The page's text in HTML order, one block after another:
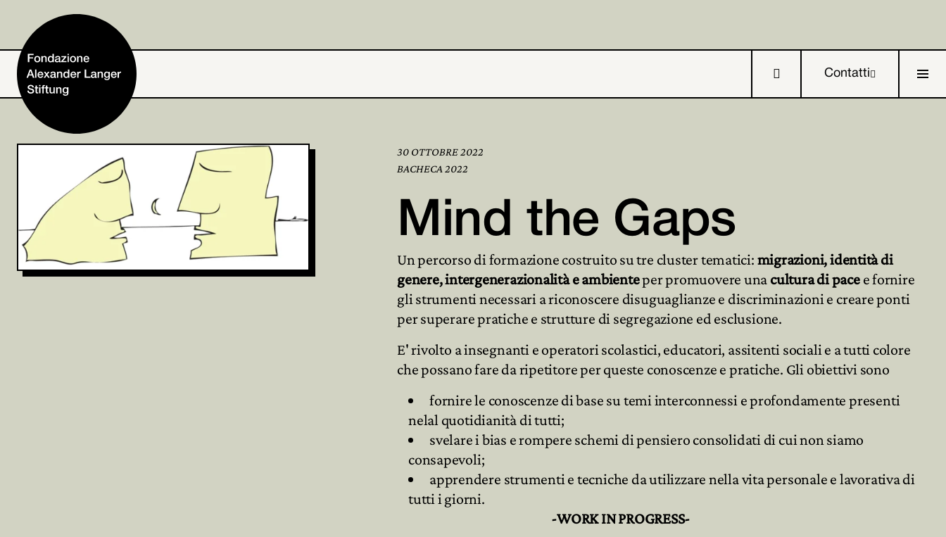
Fondazione
Attività e progetti
 Contatti
30 OTTOBRE 2022
BACHECA 2022
Mind the Gaps
Un percorso di formazione costruito su tre cluster tematici: migrazioni, identità di
genere, intergenerazionalità e ambienteper promuovere una cultura di pacee fornire
gli strumenti necessari a riconoscere disuguaglianze e discriminazioni e creare ponti
per superare pratiche e strutture di segregazione ed esclusione.
E' rivolto a insegnanti e operatori scolastici, educatori, assitenti sociali e a tutti colore
che possano fare da ripetitore per queste conoscenze e pratiche. Gli obiettivi sono
fornire le conoscenze di base su temi interconnessi e profondamente presenti
nelal quotidianità di tutti;
svelare i bias e rompere schemi di pensiero consolidati di cui non siamo
consapevoli;
apprendere strumenti e tecniche da utilizzare nella vita personale e lavorativa di
tutti i giorni.
-WORK IN PROGRESS-